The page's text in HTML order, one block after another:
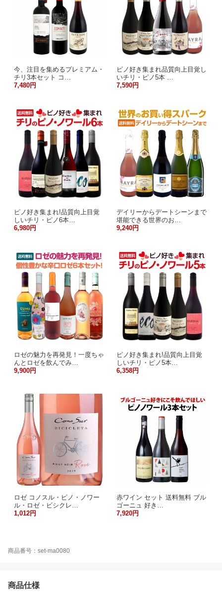
今、注目を集めるプレミアム・
チリ3本セット コ…
7,480円
ピノ好き集まれ品質向上目覚し
いチリ・ピノ5本 …
7,590円
ピノ好き集まれ!品質向上目覚
しいチリ・ピノ6本…
6,980円
デイリーからデートシーンまで
堪能できる世界のお…
9,240円
ロゼの魅力を再発見！一度ちゃ
んとロゼを飲んでみ…
9,900円
ピノ好き集まれ!品質向上目覚
しいチリ・ピノ5本…
6,358円
ロゼ コノスル・ピノ・ノワー
ル・ロゼ・ビシクレ…
1,012円
赤ワイン セット 送料無料 ブル
ゴーニュ 好き…
7,920円
商品番号：set-ma0080
商品仕様